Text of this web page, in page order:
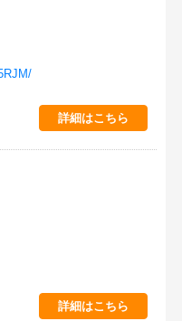
詳細はこちら
詳細はこちら